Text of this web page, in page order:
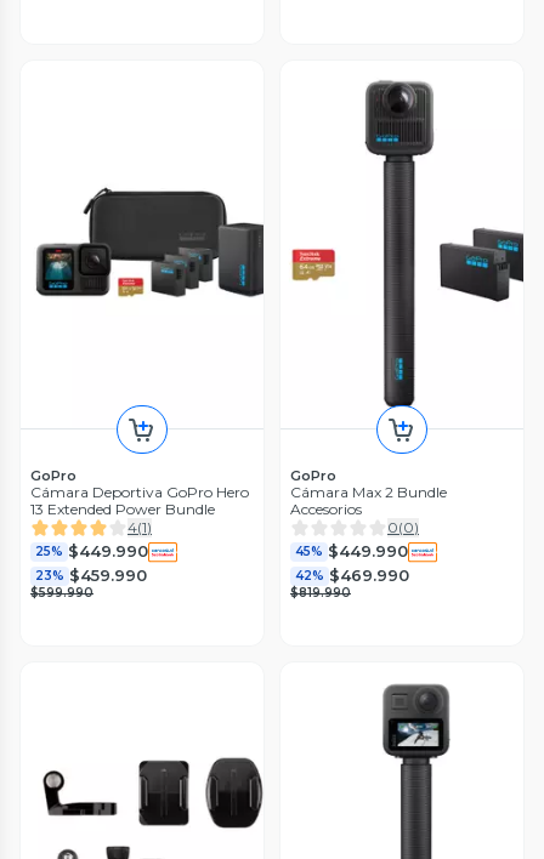
GoPro
Cámara Deportiva GoPro Hero
13 Extended Power Bundle
4(1)
25% $449.990
23% $459.990
$599.990
GoPro
Cámara Max 2 Bundle
Accesorios
0(0)
45% $449.990
42% $469.990
$819.990